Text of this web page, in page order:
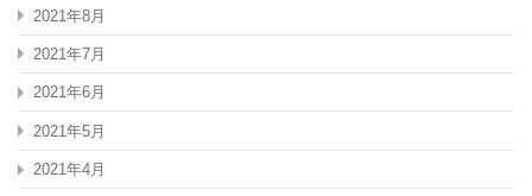
2021年8月
2021年7月
2021年6月
2021年5月
2021年4月